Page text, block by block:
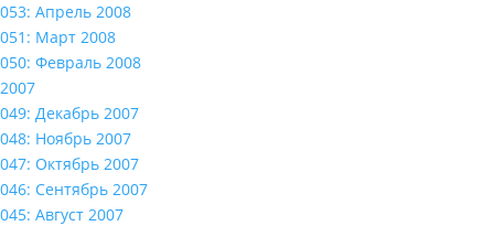
053: Апрель 2008
051: Март 2008
050: Февраль 2008
2007
049: Декабрь 2007
048: Ноябрь 2007
047: Октябрь 2007
046: Сентябрь 2007
045: Август 2007